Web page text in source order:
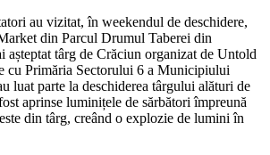
au vizitat, în weekendul de deschidere,
din Parcul Drumul Taberei din
așteptat târg de Crăciun organizat de Untold
cu Primăria Sectorului 6 a Municipiului
luat parte la deschiderea târgului alături de
aprinse luminițele de sărbători împreună
din târg, creând o explozie de lumini în